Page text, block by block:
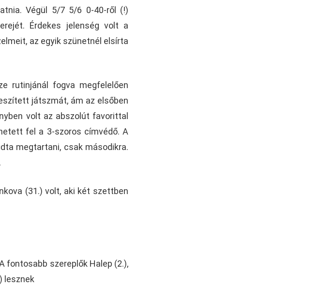
Végül 5/7 5/6 0-40-ről (!)
Érdekes jelenség volt a
az egyik szünetnél elsírta
rutinjánál fogva megfelelően
játszmát, ám az elsőben
volt az abszolút favorittal
fel a 3-szoros címvédő. A
megtartani, csak másodikra.
(31.) volt, aki két szettben
fontosabb szereplők Halep (2.),
lesznek